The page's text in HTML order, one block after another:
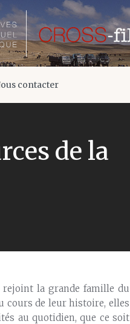
contacter
de la
rejoint la grande famille du
cours de leur histoire, elles
au quotidien, que ce soit